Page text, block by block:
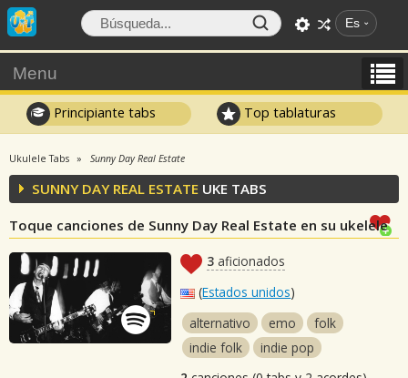
Es
Menu
Principiante tabs Top tablaturas
Ukulele Tabs Sunny Day Real Estate
SUNNY DAY REAL ESTATE UKE TABS
Toque canciones de Sunny Day Real Estate en su ukelele
3 aficionados
(Estados unidos)
alternativo
emo
folk
indie folk
indie pop